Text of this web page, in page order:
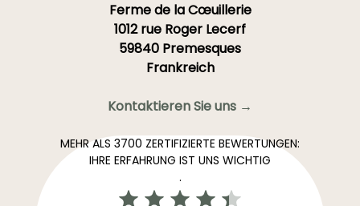
Ferme de la Cœuillerie
1012 rue Roger Lecerf
59840 Premesques
Frankreich
Kontaktieren Sie uns →
MEHR ALS 3700 ZERTIFIZIERTE BEWERTUNGEN:
IHRE ERFAHRUNG IST UNS WICHTIG
.